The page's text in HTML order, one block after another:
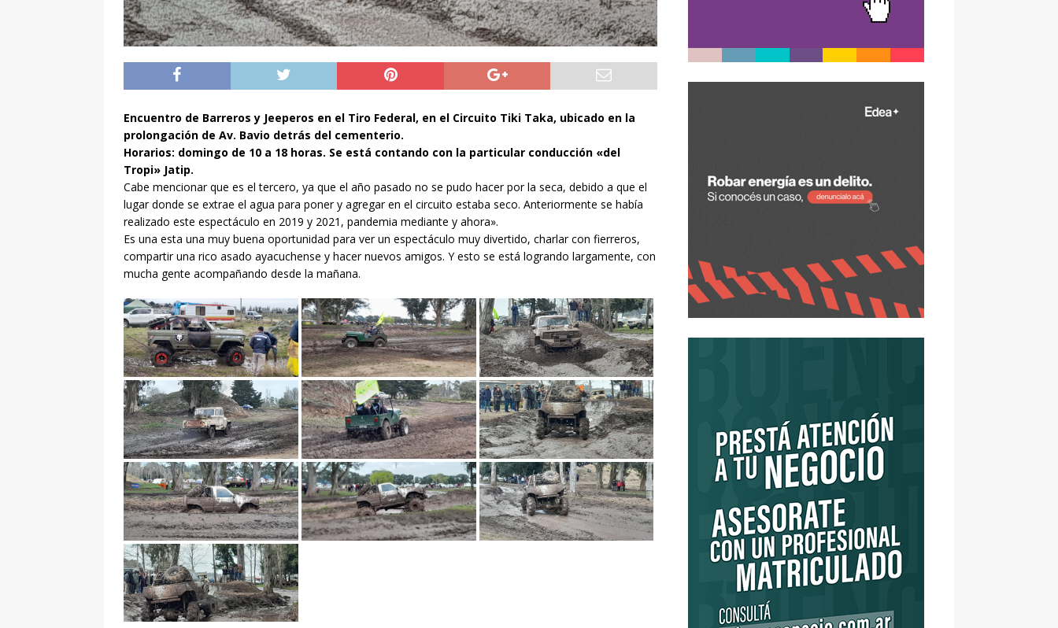
Encuentro de Barreros y Jeeperos en el Tiro Federal, en el Circuito Tiki Taka, ubicado en la
prolongación de Av. Bavio detrás del cementerio.
Horarios: domingo de 10 a 18 horas. Se está contando con la particular conducción «del
Tropi» Jatip.
Cabe mencionar que es el tercero, ya que el año pasado no se pudo hacer por la seca, debido a que el
lugar donde se extrae el agua para poner y agregar en el circuito estaba seco. Anteriormente se había
realizado este espectáculo en 2019 y 2021, pandemia mediante y ahora».
Es una esta una muy buena oportunidad para ver un espectáculo muy divertido, charlar con fierreros,
compartir una rico asado ayacuchense y hacer nuevos amigos. Y esto se está logrando largamente, con
mucha gente acompañando desde la mañana.